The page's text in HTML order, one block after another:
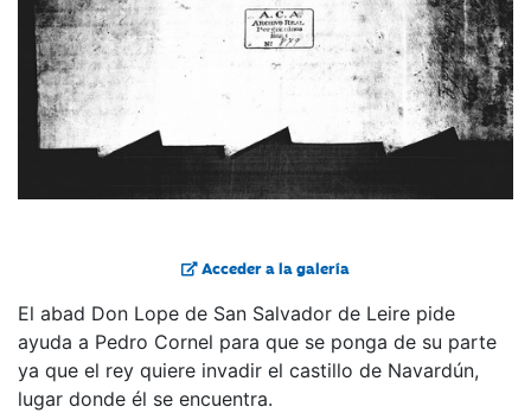
Acceder a la galería
El abad Don Lope de San Salvador de Leire pide
ayuda a Pedro Cornel para que se ponga de su parte
ya que el rey quiere invadir el castillo de Navardún,
lugar donde él se encuentra.